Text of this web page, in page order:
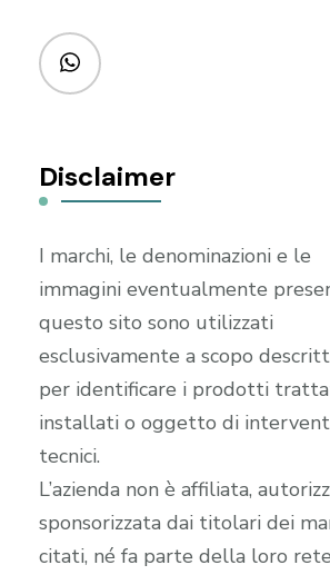
Disclaimer
I marchi, le denominazioni e le
immagini eventualmente
questo sito sono utilizzati
esclusivamente a scopo
per identificare i prodotti
installati o oggetto di
tecnici.
L’azienda non è affiliata,
sponsorizzata dai titolari dei
citati, né fa parte della loro rete